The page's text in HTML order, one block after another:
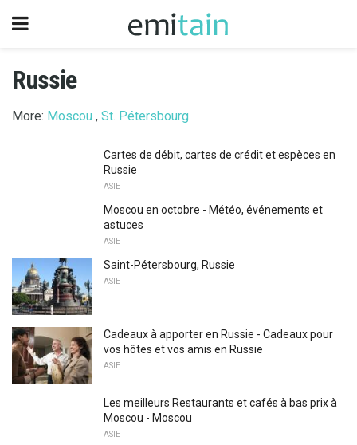
Russie
More: Moscou , St. Pétersbourg
Cartes de débit, cartes de crédit et espèces en
Russie
ASIE
Moscou en octobre - Météo, événements et
astuces
ASIE
Saint-Pétersbourg, Russie
ASIE
Cadeaux à apporter en Russie - Cadeaux pour
vos hôtes et vos amis en Russie
ASIE
Les meilleurs Restaurants et cafés à bas prix à
Moscou - Moscou
ASIE